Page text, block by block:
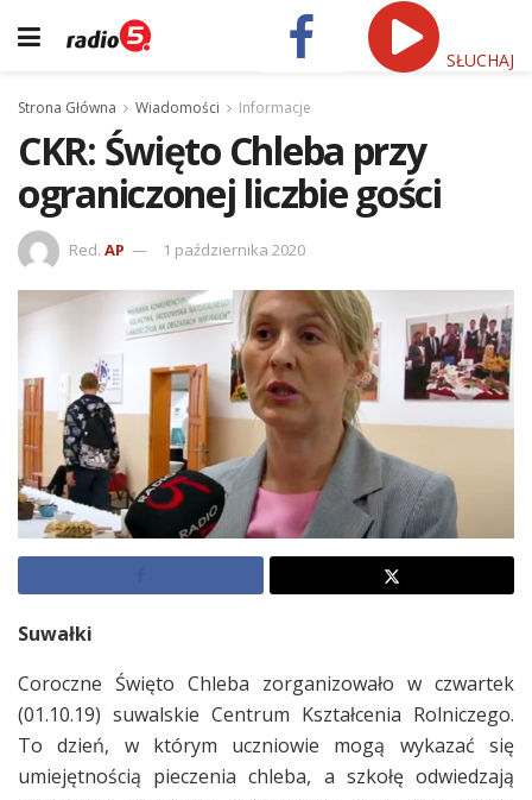
SŁUCHAJ
Strona Główna Wiadomości Informacje
CKR: Święto Chleba przy
ograniczonej liczbie gości
Red. AP 1 października 2020
Suwałki
Coroczne Święto Chleba zorganizowało w czwartek
(01.10.19) suwalskie Centrum Kształcenia Rolniczego.
To dzień, w którym uczniowie mogą wykazać się
umiejętnością pieczenia chleba, a szkołę odwiedzają